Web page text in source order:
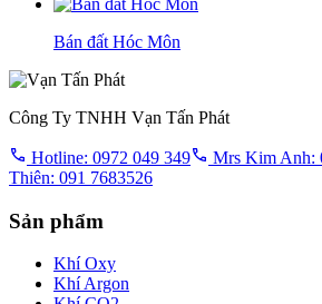
Bán đất Hóc Môn
Công Ty TNHH Vạn Tấn Phát
Hotline: 0972 049 349 Mrs Kim Anh:
Thiên: 091 7683526
Sản phẩm
Khí Oxy
Khí Argon